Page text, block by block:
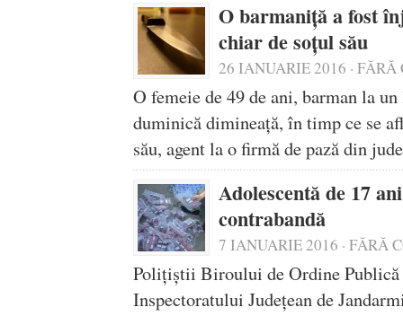
O barmaniţă a fost
chiar de soțul său
26 IANUARIE 2016 · FĂRĂ
O femeie de 49 de ani, barman la
duminică dimineaţă, în timp ce se
său, agent la o firmă de pază din
Adolescentă de 17
contrabandă
7 IANUARIE 2016 · FĂRĂ
Poliţiştii Biroului de Ordine
Inspectoratului Judeţean de